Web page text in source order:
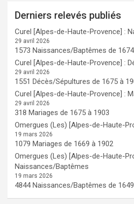
Derniers relevés publiés
Curel [Alpes-de-Haute-Provence] :
29 avril 2026
1573 Naissances/Baptêmes de
Curel [Alpes-de-Haute-Provence] :
29 avril 2026
1551 Décès/Sépultures de 1675 à
Curel [Alpes-de-Haute-Provence] :
29 avril 2026
318 Mariages de 1675 à 1903
Omergues (Les) [Alpes-de-Haute-
19 mars 2026
1079 Mariages de 1669 à 1902
Omergues (Les) [Alpes-de-Haute-
Naissances/Baptêmes
19 mars 2026
4844 Naissances/Baptêmes de